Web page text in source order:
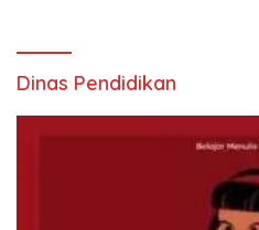
Dinas Pendidikan